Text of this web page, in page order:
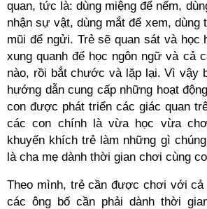
quan, tức là: dùng miệng để nếm,
nhận sự vật, dùng mắt để xem, dùng
mũi để ngửi. Trẻ sẽ quan sát và học
xung quanh để học ngôn ngữ và cả
nào, rồi bắt chước và lặp lại. Vì vậy
hướng dẫn cung cấp những hoạt
con được phát triển các giác quan
các con chính là vừa học vừa
khuyến khích trẻ làm những gì
là cha mẹ dành thời gian chơi cùng
Theo mình, trẻ cần được chơi với cả
các ông bố cần phải dành thời